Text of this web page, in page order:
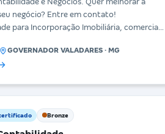
negócio? Entre em contato!
para Incorporação Imobiliária, comercial
GOVERNADOR VALADARES · MG
Bronze